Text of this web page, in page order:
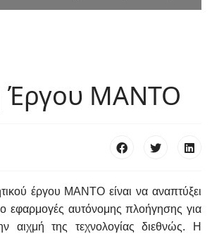
MANTO
έργου ΜΑΝΤΟ είναι να αναπτύξει
εφαρμογές αυτόνομης πλοήγησης για
αιχμή της τεχνολογίας διεθνώς. Η